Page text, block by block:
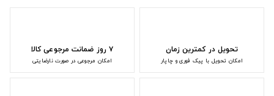
تحویل در کمترین زمان
امکان تحویل با پیک فوری و چاپار
۷ روز ضمانت مرجوعی کالا
امکان مرجوعی در صورت نارضایتی